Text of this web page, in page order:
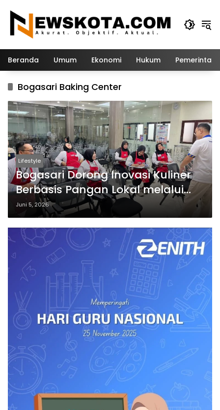
konten
Beranda Umum Ekonomi Hukum
Bogasari Baking Center
Lifestyle
Bogasari Dorong Inovasi Kuliner
Berbasis Pangan Lokal melalui
Pelatihan Guru SMKN 3 Kediri
Juni 5, 2026